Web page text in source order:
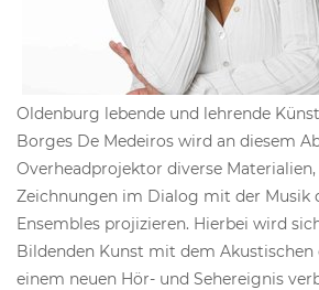
Oldenburg lebende und lehrende
Borges De Medeiros wird an diesem
Overheadprojektor diverse
Zeichnungen im Dialog mit der Musik
Ensembles projizieren. Hierbei wird
Bildenden Kunst mit dem Akustischen
einem neuen Hör- und Sehereignis